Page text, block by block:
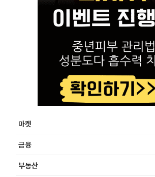
마켓
금융
부동산